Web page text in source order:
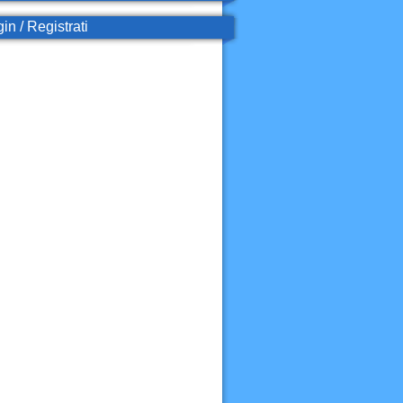
/ Registrati